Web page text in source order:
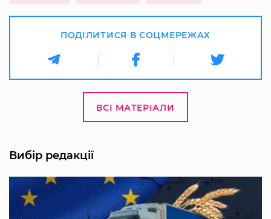
ПОДІЛИТИСЯ В СОЦМЕРЕЖАХ
ВСІ МАТЕРІАЛИ
Вибір редакції